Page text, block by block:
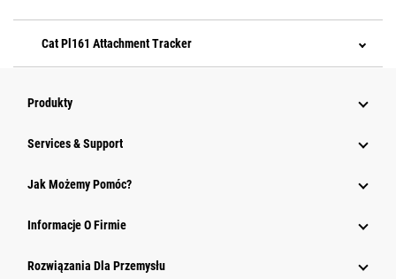
Cat Pl161 Attachment Tracker
Produkty
Services & Support
Jak Możemy Pomóc?
Informacje O Firmie
Rozwiązania Dla Przemysłu